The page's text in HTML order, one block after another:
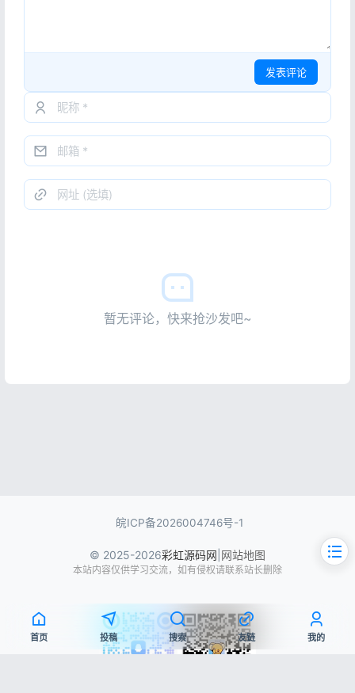
发表评论
暂无评论，快来抢沙发吧~
皖ICP备2026004746号-1
© 2025-2026彩虹源码网 网站地图
本站内容仅供学习交流，如有侵权请联系站长删除
首页 投稿 搜索 友链 我的